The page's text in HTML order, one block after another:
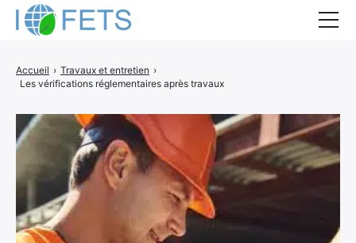
Accueil › Travaux et entretien ›
Les vérifications réglementaires après travaux
Actualités
Métiers du BTP
Guides thermiques
Aides à la rénovation
DEVIS